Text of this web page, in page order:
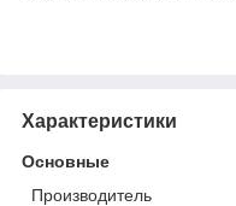
Характеристики
Основные
Производитель